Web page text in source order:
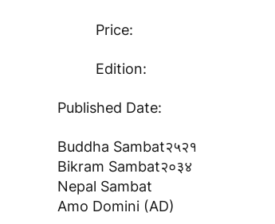
Price:
Edition:
Published Date:
Buddha Sambat२५२१
Bikram Sambat२०३४
Nepal Sambat
Amo Domini (AD)